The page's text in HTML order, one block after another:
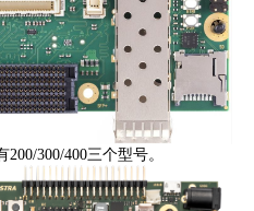
300/400三个型号。